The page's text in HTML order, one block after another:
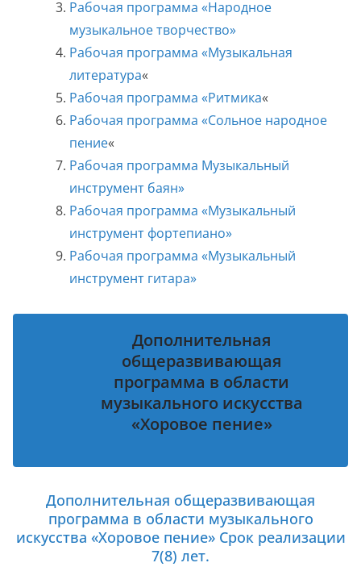
Рабочая программа «Народное
музыкальное творчество»
Рабочая программа «Музыкальная
литература«
Рабочая программа «Ритмика«
Рабочая программа «Сольное народное
пение«
Рабочая программа Музыкальный
инструмент баян»
Рабочая программа «Музыкальный
инструмент фортепиано»
Рабочая программа «Музыкальный
инструмент гитара»
Дополнительная
общеразвивающая
программа в области
музыкального искусства
«Хоровое пение»
Дополнительная общеразвивающая
программа в области музыкального
искусства «Хоровое пение» Срок реализации
7(8) лет.